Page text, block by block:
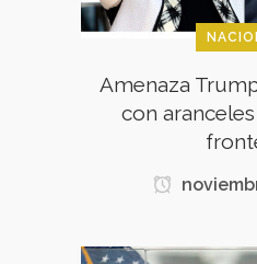
Amenaza
con aranceles